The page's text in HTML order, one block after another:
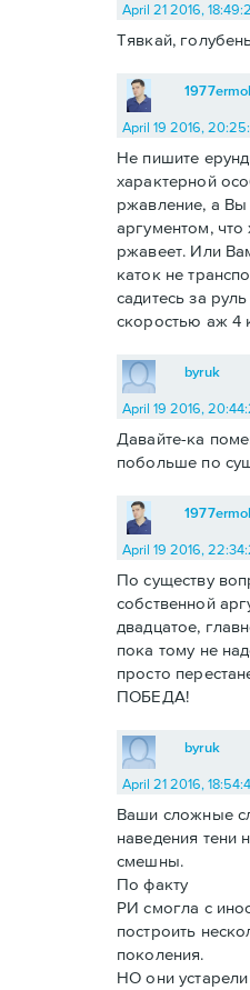
April 21 2016,
Тявкай,
April 19 2016,
Не пишите
характерной
ржавление, а Вы
аргументом, что
ржавеет. Или
каток не
садитесь за
скоростью аж 4
byruk
April 19 2016,
Давайте-ка
побольше по
April 19 2016,
По существу
собственной
двадцатое,
пока тому не
просто
ПОБЕДА!
byruk
April 21 2016,
Ваши сложные
наведения тени
смешны.
По факту
РИ смогла с
построить
поколения.
НО они